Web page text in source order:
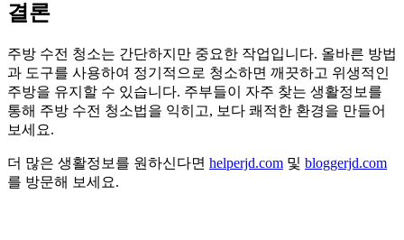
결론
주방 수전 청소는 간단하지만 중요한 작업입니다. 올바른 방법
과 도구를 사용하여 정기적으로 청소하면 깨끗하고 위생적인
주방을 유지할 수 있습니다. 주부들이 자주 찾는 생활정보를
통해 주방 수전 청소법을 익히고, 보다 쾌적한 환경을 만들어
보세요.
더 많은 생활정보를 원하신다면 helperjd.com 및 bloggerjd.com
를 방문해 보세요.